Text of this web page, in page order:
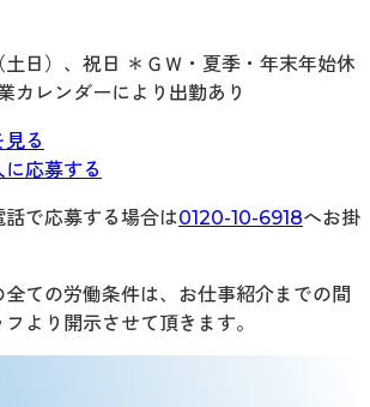
日）、祝日 ＊ＧＷ・夏季・年末年始休
カレンダーにより出勤あり
る
応募する
話で応募する場合は0120-10-6918へお掛
ての労働条件は、お仕事紹介までの間
より開示させて頂きます。